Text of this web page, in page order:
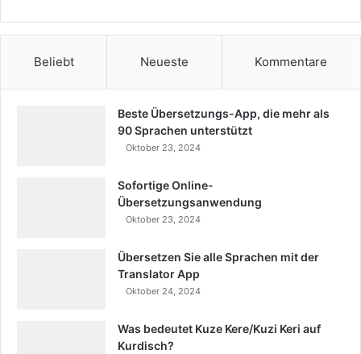
Beliebt Neueste Kommentare
Beste Übersetzungs-App, die mehr als
90 Sprachen unterstützt
Oktober 23, 2024
Sofortige Online-
Übersetzungsanwendung
Oktober 23, 2024
Übersetzen Sie alle Sprachen mit der
Translator App
Oktober 24, 2024
Was bedeutet Kuze Kere/Kuzi Keri auf
Kurdisch?